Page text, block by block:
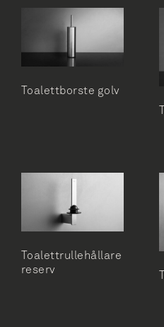
Toalettborste golv
Toalettrullehållare
reserv